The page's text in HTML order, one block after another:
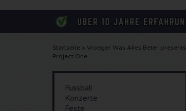
Startseite » Vroeger Was Alles Beter presents
Project One
Fussball
Konzerte
Feste